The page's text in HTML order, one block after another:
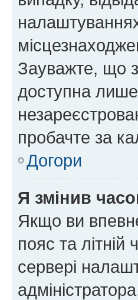
Зауважте, що
доступна
пробачте за
Догори
Я змінив
Якщо ви
пояс та
сервері